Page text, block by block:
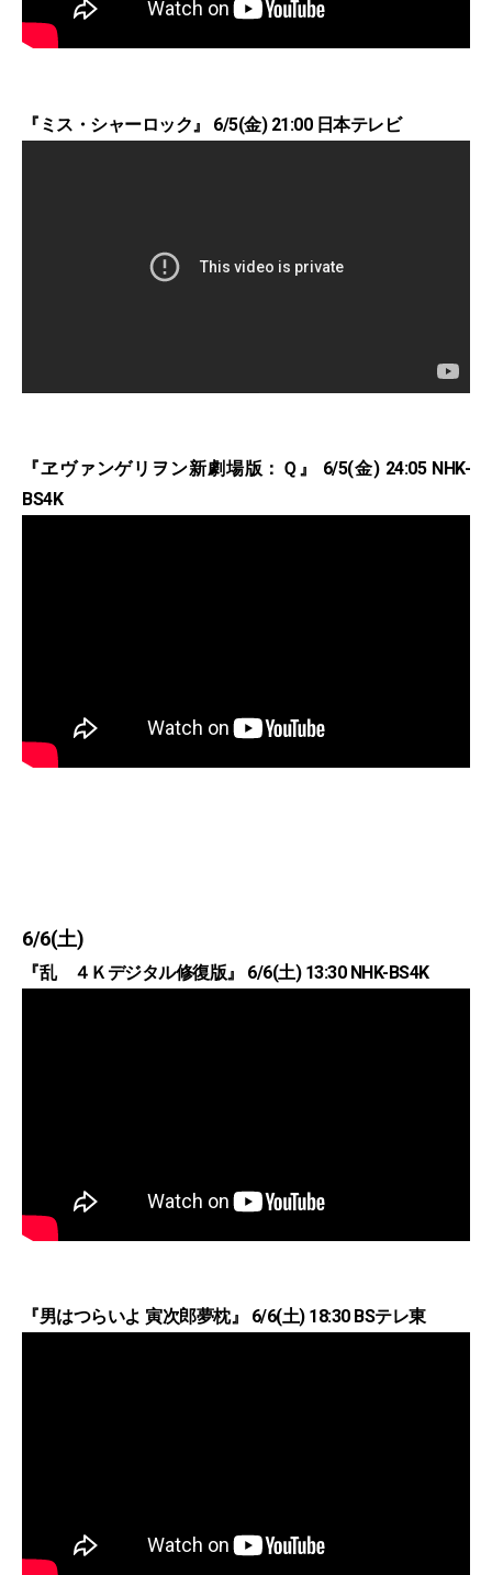
『ミス・シャーロック』 6/5(金) 21:00 日本テレビ
『ヱヴァンゲリヲン新劇場版：Ｑ』 6/5(金) 24:05 NHK-
BS4K
6/6(土)
『乱 ４Ｋデジタル修復版』 6/6(土) 13:30 NHK-BS4K
『男はつらいよ 寅次郎夢枕』 6/6(土) 18:30 BSテレ東